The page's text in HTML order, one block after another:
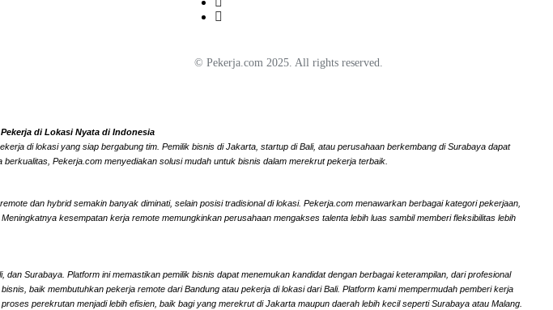
© Pekerja.com 2025. All rights reserved.
di Lokasi Nyata di Indonesia
di lokasi yang siap bergabung tim. Pemilik bisnis di Jakarta, startup di Bali, atau perusahaan berkembang di Surabaya dapat
Pekerja.com menyediakan solusi mudah untuk bisnis dalam merekrut pekerja terbaik.
dan hybrid semakin banyak diminati, selain posisi tradisional di lokasi. Pekerja.com menawarkan berbagai kategori pekerjaan,
kesempatan kerja remote memungkinkan perusahaan mengakses talenta lebih luas sambil memberi fleksibilitas lebih
Surabaya. Platform ini memastikan pemilik bisnis dapat menemukan kandidat dengan berbagai keterampilan, dari profesional
baik membutuhkan pekerja remote dari Bandung atau pekerja di lokasi dari Bali. Platform kami mempermudah pemberi kerja
perekrutan menjadi lebih efisien, baik bagi yang merekrut di Jakarta maupun daerah lebih kecil seperti Surabaya atau Malang.